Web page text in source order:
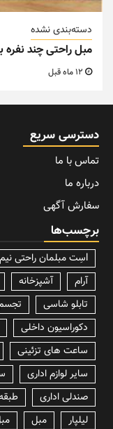
دسته‌بندی نشده
مبل راحتی چند نفره
دسترسی سریع
تماس با ما
درباره ما
سفارش آگهی
برچسب‌ها
lسِت مبلمان راحتی نیم دایره در اتاق نشیمن و پذیرایی
آرام
آشپزخانه
تابلو شاسی
دکوراسیون داخلی
ساعت های تزئینی
سایر لوازم اداری
صندلی اداری
لیلپار
مبل